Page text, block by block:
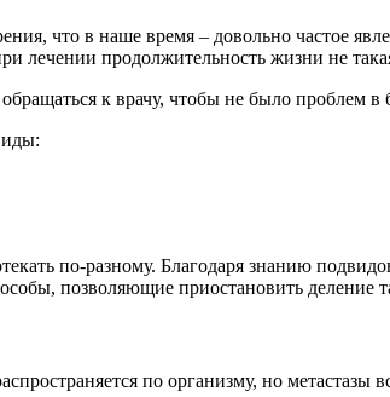
что в наше время – довольно частое
лечении продолжительность жизни не
к врачу, чтобы не было проблем в
по-разному. Благодаря знанию
позволяющие приостановить деление
по организму, но метастазы